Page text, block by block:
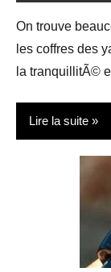
On trouve
les coffres des
la tranquillitÃ©
Lire la suite